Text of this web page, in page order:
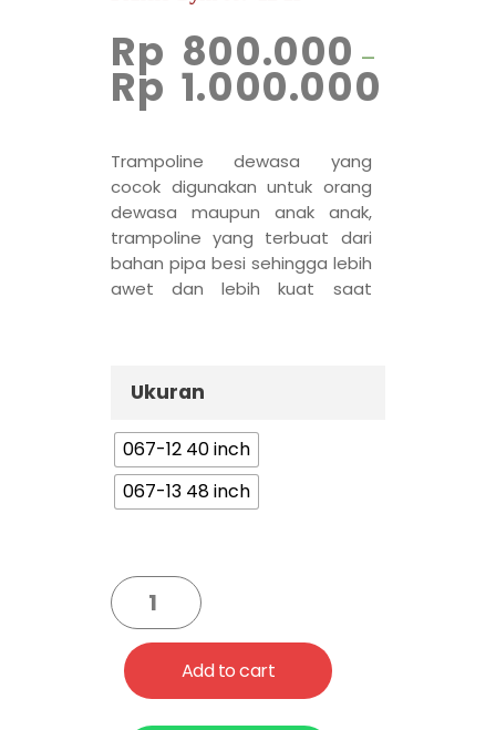
Rp 800.000 –
Rp 1.000.000
Trampoline dewasa yang
cocok digunakan untuk orang
dewasa maupun anak anak,
trampoline yang terbuat dari
bahan pipa besi sehingga lebih
awet dan lebih kuat saat
Ukuran
067-12 40 inch
067-13 48 inch
Add to cart